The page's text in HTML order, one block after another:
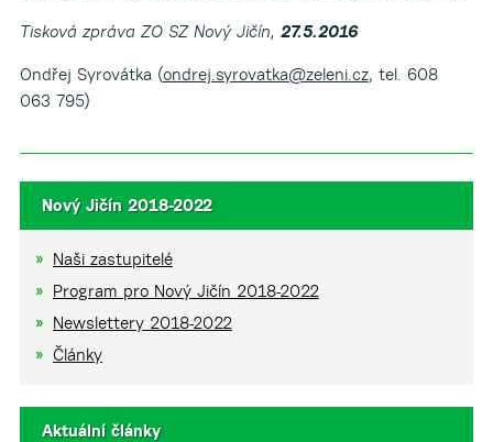
Tisková zpráva ZO SZ Nový Jičín, 27.5.2016
Ondřej Syrovátka (ondrej.syrovatka@zeleni.cz, tel. 608
063 795)
Nový Jičín 2018-2022
Naši zastupitelé
Program pro Nový Jičín 2018-2022
Newslettery 2018-2022
Články
Aktuální články